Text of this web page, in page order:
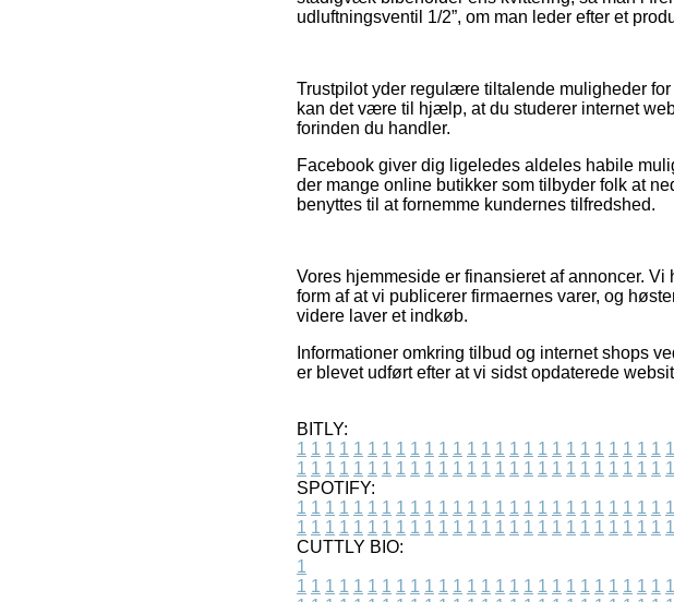
udluftningsventil 1/2”, om man leder efter et
Trustpilot yder regulære tiltalende muligheder
kan det være til hjælp, at du studerer internet
forinden du handler.
Facebook giver dig ligeledes aldeles habile
der mange online butikker som tilbyder folk at
benyttes til at fornemme kundernes tilfredshed.
Vores hjemmeside er finansieret af annoncer.
form af at vi publicerer firmaernes varer, og
videre laver et indkøb.
Informationer omkring tilbud og internet shops
er blevet udført efter at vi sidst opdaterede
BITLY:
1 1 1 1 1 1 1 1 1 1 1 1 1 1 1 1 1 1 1 1 1 1 1 1 1 1 1
1 1 1 1 1 1 1 1 1 1 1 1 1 1 1 1 1 1 1 1 1 1 1 1 1 1 1
SPOTIFY:
1 1 1 1 1 1 1 1 1 1 1 1 1 1 1 1 1 1 1 1 1 1 1 1 1 1 1
1 1 1 1 1 1 1 1 1 1 1 1 1 1 1 1 1 1 1 1 1 1 1 1 1 1 1
CUTTLY BIO:
1
1 1 1 1 1 1 1 1 1 1 1 1 1 1 1 1 1 1 1 1 1 1 1 1 1 1 1